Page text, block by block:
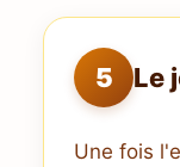
5 Le
Une fois